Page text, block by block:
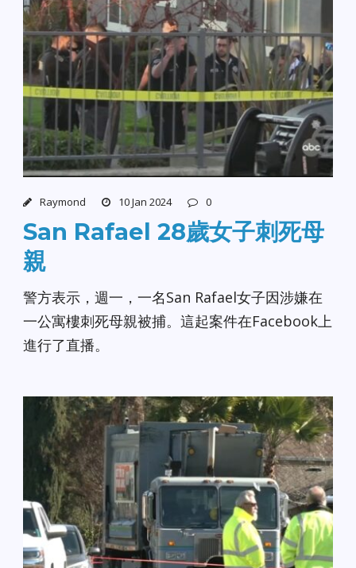
Raymond 10 Jan 2024 0
San Rafael 28歲女子刺死母
親
警方表示，週一，一名San Rafael女子因涉嫌在
一公寓樓刺死母親被捕。這起案件在Facebook上
進行了直播。